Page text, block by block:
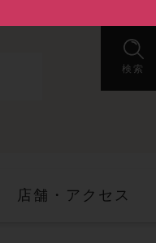
検索
店舗・アクセス